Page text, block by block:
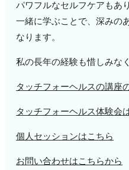
パワフルなセルフケアもあ
一緒に学ぶことで、深みの
なります。
私の長年の経験も惜しみな
タッチフォーヘルスの講座
タッチフォーヘルス体験会
個人セッションはこちら
お問い合わせはこちらから